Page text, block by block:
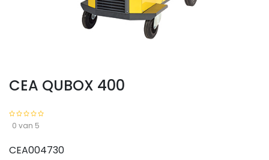
CEA QUBOX 400
0 van 5
CEA004730